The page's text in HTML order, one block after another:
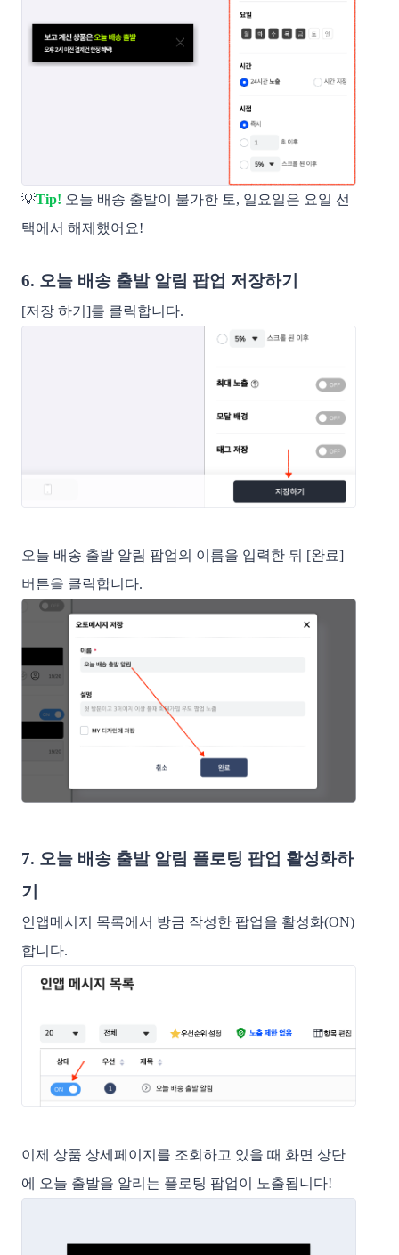
💡Tip! 오늘 배송 출발이 불가한 토, 일요일은 요일 선
택에서 해제했어요!
6. 오늘 배송 출발 알림 팝업 저장하기
[저장 하기]를 클릭합니다.
오늘 배송 출발 알림 팝업의 이름을 입력한 뒤 [완료]
버튼을 클릭합니다.
7. 오늘 배송 출발 알림 플로팅 팝업 활성화하
기
인앱메시지 목록에서 방금 작성한 팝업을 활성화(ON)
합니다.
이제 상품 상세페이지를 조회하고 있을 때 화면 상단
에 오늘 출발을 알리는 플로팅 팝업이 노출됩니다!